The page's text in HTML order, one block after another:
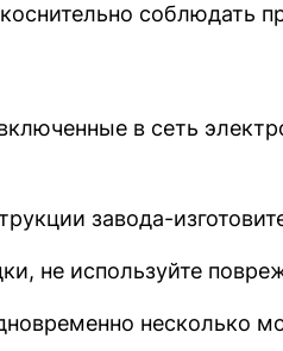
соблюдать
в сеть
завода-
не используйте
несколько